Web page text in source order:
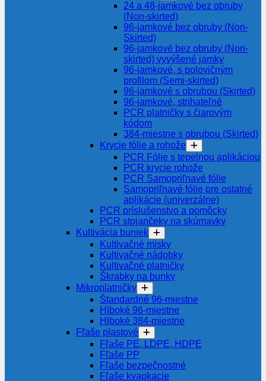
24 a 48-jamkové bez obruby
(Non-skirted)
96-jamkové bez obruby (Non-
Skirted)
96-jamkové bez obruby (Non-
skirted) vyvýšené jamky
96-jamkové, s polovičným
profilom (Semi-skirted)
96-jamkové s obrubou (Skirted)
96-jamkové, strihateľné
PCR platničky s čiarovým
kódom
384-miestne s obrubou (Skirted)
Krycie fólie a rohože
PCR Fólie s tepelnou aplikáciou
PCR krycie rohože
PCR Samopriľnavé fólie
Samopriľnavé fólie pre ostatné
aplikácie (univerzálne)
PCR príslušenstvo a pomôcky
PCR stojančeky na skúmavky
Kultivácia buniek
Kultivačné misky
Kultivačné nádobky
Kultivačné platničky
Škrabky na bunky
Mikroplatničky
Štandardné 96-miestne
Hlboké 96-miestne
Hlboké 384-miestne
Fľaše plastové
Fľaše PE, LDPE, HDPE
Fľaše PP
Fľaše bezpečnostné
Fľaše kvapkacie